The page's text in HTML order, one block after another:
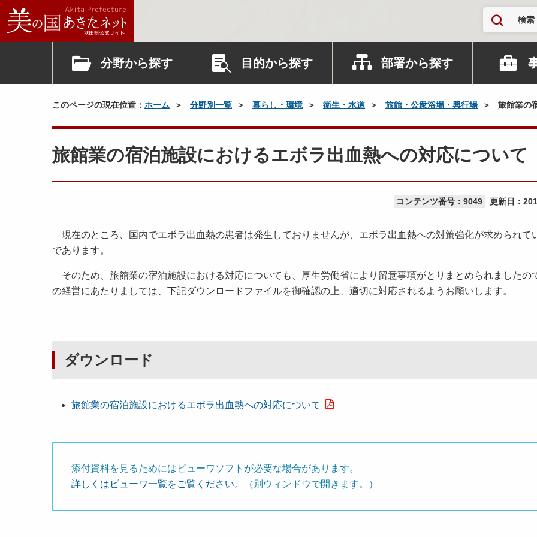
検索
分野から探す 目的から探す 部署から探す
このページの現在位置： ホーム 分野別一覧 暮らし・環境 衛生・水道 旅館・公衆浴場・興行場 旅館業の
旅館業の宿泊施設におけるエボラ出血熱への対応について
コンテンツ番号：9049 更新日：
現在のところ、国内でエボラ出血熱の患者は発生しておりませんが、エボラ出血熱への対策強化が求められて
であります。
そのため、旅館業の宿泊施設における対応についても、厚生労働省により留意事項がとりまとめられましたの
の経営にあたりましては、下記ダウンロードファイルを御確認の上、適切に対応されるようお願いします。
ダウンロード
旅館業の宿泊施設におけるエボラ出血熱への対応について
添付資料を見るためにはビューワソフトが必要な場合があります。
詳しくはビューワ一覧をご覧ください。
（別ウィンドウで開きます。）